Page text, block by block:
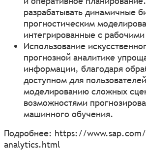
разрабатывать динамичные
прогностическим
интегрированные с
Использование
прогнозной аналитике
информации, благодаря
доступном для
моделированию сложных
возможностями
машинного обучения.
Подробнее: https://
analytics.html